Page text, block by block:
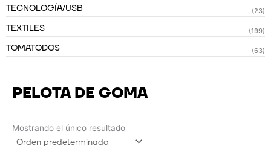
TECNOLOGÍA/USB (23)
TEXTILES (199)
TOMATODOS (63)
PELOTA DE GOMA
Mostrando el único resultado